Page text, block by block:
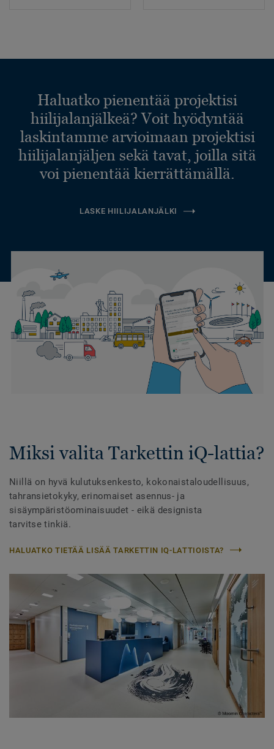
Haluatko pienentää projektisi
hiilijalanjälkeä? Voit hyödyntää
laskintamme arvioimaan projektisi
hiilijalanjäljen sekä tavat, joilla sitä
voi pienentää kierrättämällä.
LASKE HIILIJALANJÄLKI
Miksi valita Tarkettin iQ-lattia?
Niillä on hyvä kulutuksenkesto, kokonaistaloudellisuus,
tahransietokyky, erinomaiset asennus- ja
sisäympäristöominaisuudet - eikä designista
tarvitse tinkiä.
HALUATKO TIETÄÄ LISÄÄ TARKETTIN IQ-LATTIOISTA?